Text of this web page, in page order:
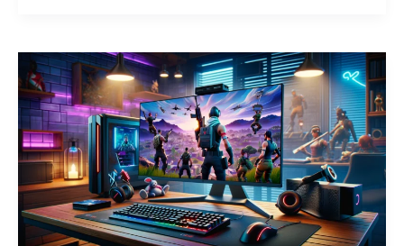
pour
jouer
sur
pc
?
(Gaming)